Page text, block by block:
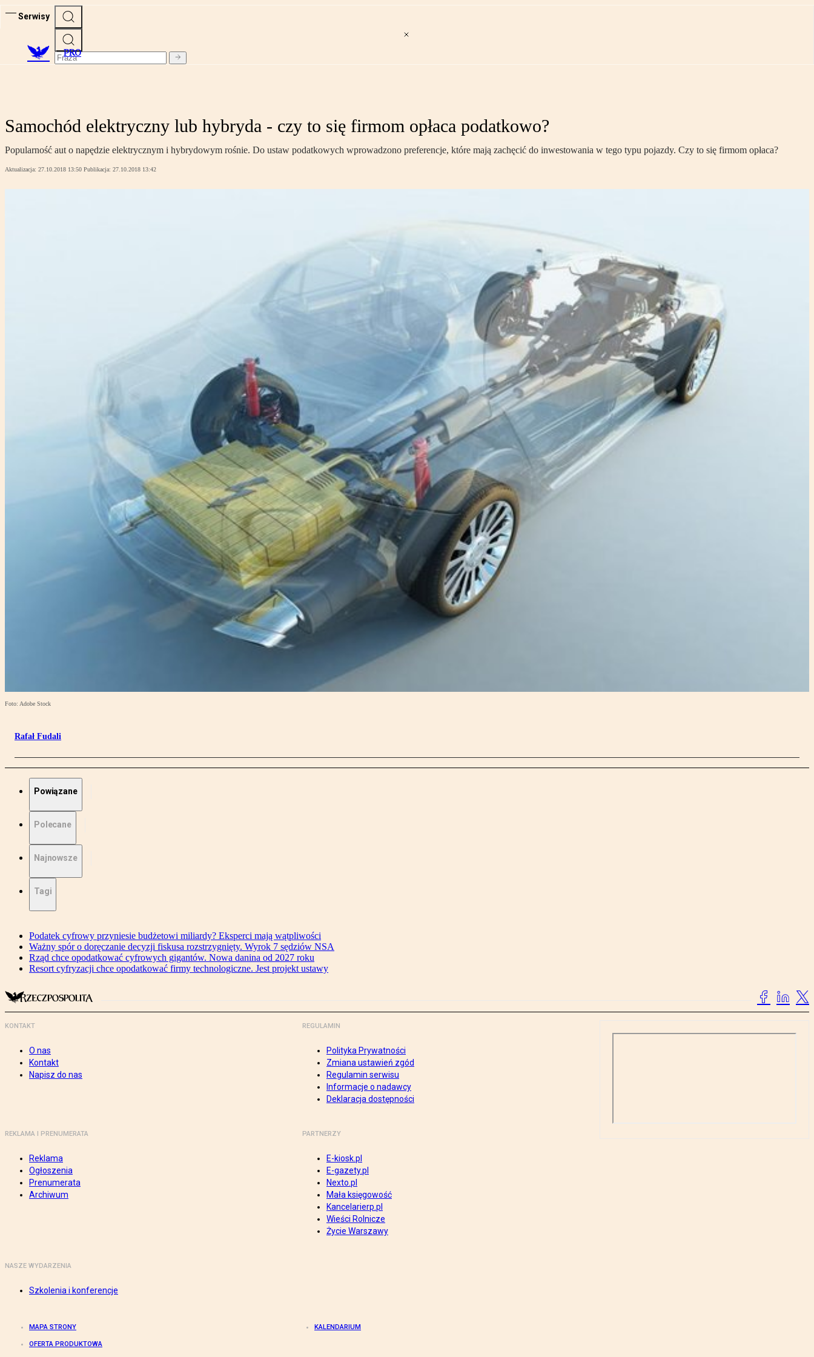
Serwisy
PRO
Samochód elektryczny lub hybryda - czy to się firmom opłaca podatkowo?
Popularność aut o napędzie elektrycznym i hybrydowym rośnie. Do ustaw podatkowych wprowadzono preferencje, które mają zachęcić do inwestowania w tego typu pojazdy. Czy to się firmom opłaca?
Aktualizacja: 27.10.2018 13:50 Publikacja: 27.10.2018 13:42
Foto: Adobe Stock
Rafał Fudali
Powiązane
Polecane
Najnowsze
Tagi
Podatek cyfrowy przyniesie budżetowi miliardy? Eksperci mają wątpliwości
Ważny spór o doręczanie decyzji fiskusa rozstrzygnięty. Wyrok 7 sędziów NSA
Rząd chce opodatkować cyfrowych gigantów. Nowa danina od 2027 roku
Resort cyfryzacji chce opodatkować firmy technologiczne. Jest projekt ustawy
KONTAKT
O nas
Kontakt
Napisz do nas
REGULAMIN
Polityka Prywatności
Zmiana ustawień zgód
Regulamin serwisu
Informacje o nadawcy
Deklaracja dostępności
REKLAMA I PRENUMERATA
Reklama
Ogłoszenia
Prenumerata
Archiwum
PARTNERZY
E-kiosk.pl
E-gazety.pl
Nexto.pl
Mała księgowość
Kancelarierp.pl
Wieści Rolnicze
Życie Warszawy
NASZE WYDARZENIA
Szkolenia i konferencje
MAPA STRONY KALENDARIUM
OFERTA PRODUKTOWA